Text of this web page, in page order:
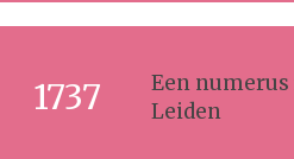
1737
Een
Leiden